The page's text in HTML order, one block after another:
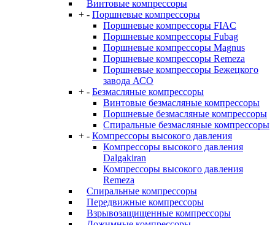
Винтовые компрессоры
+ - Поршневые компрессоры
Поршневые компрессоры FIAC
Поршневые компрессоры Fubag
Поршневые компрессоры Magnus
Поршневые компрессоры Remeza
Поршневые компрессоры Бежецкого
завода АСО
+ - Безмасляные компрессоры
Винтовые безмасляные компрессоры
Поршневые безмасляные компрессоры
Спиральные безмасляные компрессоры
+ - Компрессоры высокого давления
Компрессоры высокого давления
Dalgakiran
Компрессоры высокого давления
Remeza
Спиральные компрессоры
Передвижные компрессоры
Взрывозащищенные компрессоры